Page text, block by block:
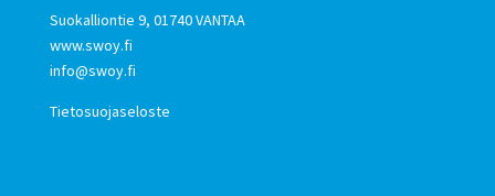
Suokalliontie 9, 01740 VANTAA
www.swoy.fi
info@swoy.fi
Tietosuojaseloste